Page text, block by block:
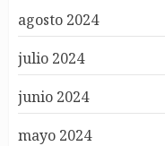
agosto 2024
julio 2024
junio 2024
mayo 2024